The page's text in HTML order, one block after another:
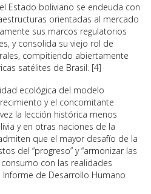
Estado boliviano se endeuda con
orientadas al mercado
sus marcos regulatorios
y consolida su viejo rol de
compitiendo abiertamente
satélites de Brasil. [4]
ecológica del modelo
y el concomitante
la lección histórica menos
y en otras naciones de la
que el mayor desafío de la
del “progreso” y “armonizar las
con las realidades
Informe de Desarrollo Humano